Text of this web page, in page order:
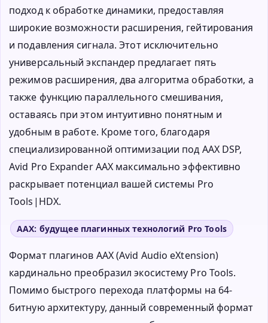
подход к обработке динамики, предоставляя
широкие возможности расширения, гейтирования
и подавления сигнала. Этот исключительно
универсальный экспандер предлагает пять
режимов расширения, два алгоритма обработки, а
также функцию параллельного смешивания,
оставаясь при этом интуитивно понятным и
удобным в работе. Кроме того, благодаря
специализированной оптимизации под AAX DSP,
Avid Pro Expander AAX максимально эффективно
раскрывает потенциал вашей системы Pro
Tools|HDX.
AAX: будущее плагинных технологий Pro Tools
Формат плагинов AAX (Avid Audio eXtension)
кардинально преобразил экосистему Pro Tools.
Помимо быстрого перехода платформы на 64-
битную архитектуру, данный современный формат